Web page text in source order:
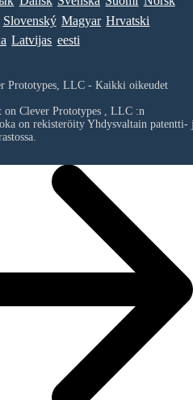
Slovenský Magyar Hrvatski
Latvijas eesti
Prototypes, LLC - Kaikki oikeudet
on Clever Prototypes , LLC:n
on rekisteröity Yhdysvaltain patentti-